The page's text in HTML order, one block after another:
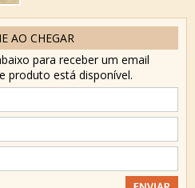
AO CHEGAR
para receber um email
produto está disponível.